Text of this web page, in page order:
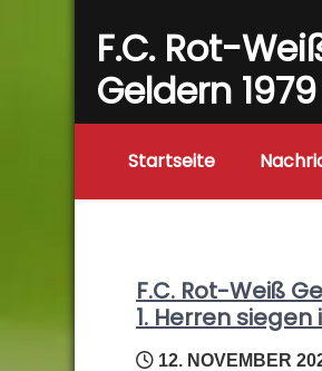
F.C. Rot-
Geldern
Startseite
F.C. Rot-Weiß
1. Herren
12. NOVEMBER